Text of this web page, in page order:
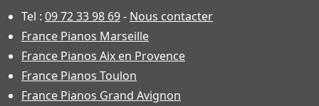
Tel : 09 72 33 98 69- Nous contacter
France Pianos Marseille
France Pianos Aix en Provence
France Pianos Toulon
France Pianos Grand Avignon